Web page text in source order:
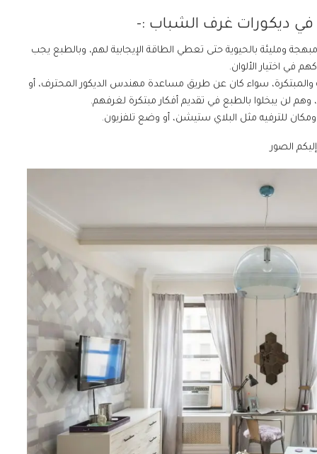
ديكورات غرف الشباب :-
ومليئة بالحيوية حتى تعطي الطاقة الإيجابية لهم، وبالطبع يجب
في اختيار الألوان.
والمبتكرة، سواء كان عن طريق مساعدة مهندس الديكور المحترف، أو
لن يبخلوا بالطبع في تقديم أفكار مبتكرة لغرفهم.
للترفيه مثل البلاي ستيشن، أو وضع تلفزيون.
الصور